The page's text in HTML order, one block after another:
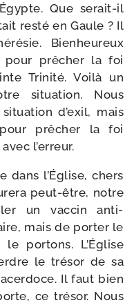
Que serait-​il
res­té en Gaule ? Il
Bienheureux
pour prê­cher la foi
Trinité. Voilà un
situa­tion. Nous
d’exil, mais
prê­cher la foi
l’erreur.
dans l’Église, chers
peut-​être, notre
un vac­cin anti-​
mais de por­ter le
por­tons. L’Église
le tré­sor de sa
Il faut bien
ce tré­sor. Nous